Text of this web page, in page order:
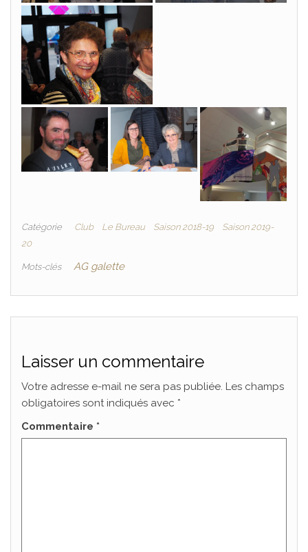
Catégorie Club Le Bureau Saison 2018-19
Saison 2019-
20
Mots-clés AG galette
Laisser un commentaire
Votre adresse e-mail ne sera pas publiée. Les champs
obligatoires sont indiqués avec *
Commentaire *